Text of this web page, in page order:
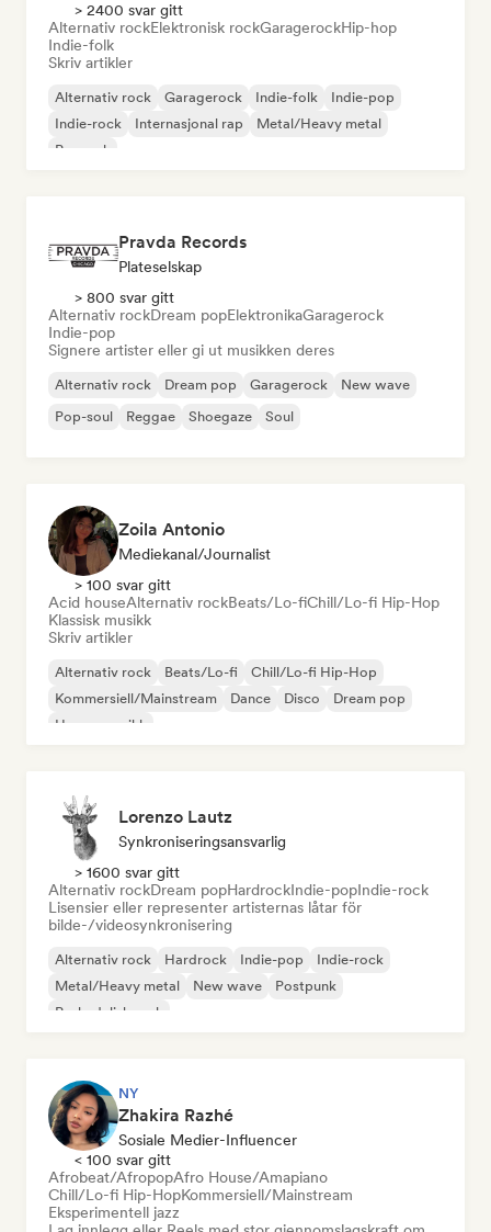
> 2400 svar gitt
Alternativ rockElektronisk rockGaragerockHip-hop
Indie-folk
Skriv artikler
Alternativ rock Garagerock Indie-folk
Indie-pop
Indie-rock
Internasjonal rap
Metal/Heavy metal
Poprock
Pravda Records
Plateselskap
> 800 svar gitt
Alternativ rockDream popElektronikaGaragerock
Indie-pop
Signere artister eller gi ut musikken deres
Alternativ rock Dream pop Garagerock
New wave
Pop-soul
Reggae Shoegaze Soul
Zoila Antonio
Mediekanal/journalist
> 100 svar gitt
Acid houseAlternativ rockBeats/Lo-fiChill/Lo-fi Hip-Hop
Klassisk musikk
Skriv artikler
Alternativ rock Beats/Lo-fi
Chill/Lo-fi Hip-Hop
Kommersiell/Mainstream
Dance Disco
Dream pop
House-musikk
Lorenzo Lautz
Synkroniseringsansvarlig
> 1600 svar gitt
Alternativ rockDream popHardrockIndie-popIndie-rock
Lisensier eller representer artisternas låtar för
bilde-/videosynkronisering
Alternativ rock Hardrock Indie-pop
Indie-rock
Metal/Heavy metal
New wave
Postpunk
Psykedelisk rock
NY
Zhakira Razhé
Sosiale Medier-Influencer
< 100 svar gitt
Afrobeat/AfropopAfro House/Amapiano
Chill/Lo-fi Hip-HopKommersiell/Mainstream
Eksperimentell jazz